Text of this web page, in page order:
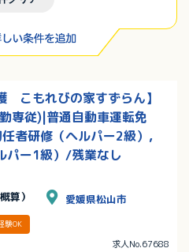
こもれびの家すずらん】
専従)|普通自動車運転免
者研修（ヘルパー2級）,
パー1級）/残業なし
算） 愛媛県松山市
験OK
求人No.67688